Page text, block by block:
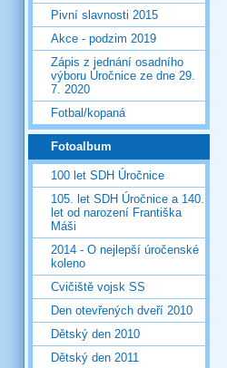
Pivní slavnosti 2015
Akce - podzim 2019
Zápis z jednání osadního
výboru Úročnice ze dne 29.
7. 2020
Fotbal/kopaná
Fotoalbum
100 let SDH Úročnice
105. let SDH Úročnice a 140.
let od narození Františka
Máši
2014 - O nejlepší úročenské
koleno
Cvičiště vojsk SS
Den otevřených dveří 2010
Dětský den 2010
Dětský den 2011